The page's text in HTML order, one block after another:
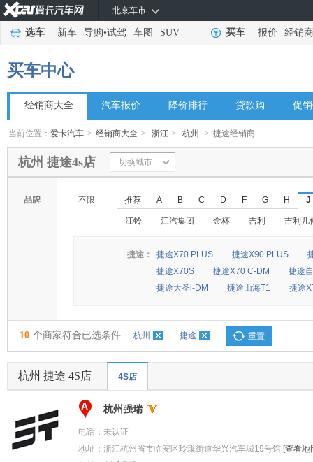
北京车市
选车 新车 导购•试驾 车图 SUV 买车 报价 经销商
买车中心
经销商大全 汽车报价 降价排行 贷款购 促
当前位置：爱卡汽车 > 经销商大全 > 浙江 > 杭州 > 捷途经销商
杭州 捷途4s店 切换城市
品牌 不限 推荐 A B C D F G H J
江铃 江汽集团 金杯 吉利 吉利几
捷途： 捷途X70 PLUS 捷途X90 PLUS
捷途X70S
捷途X70 C-DM
捷途
捷途大圣i-DM
捷途山海T1 捷途
10 个商家符合已选条件 杭州 捷途 重置
杭州 捷途 4S店 4S店
A 杭州强瑞
电话： 未认证
地址： 浙江杭州省市临安区玲珑街道华兴汽车城19号馆 [查看地